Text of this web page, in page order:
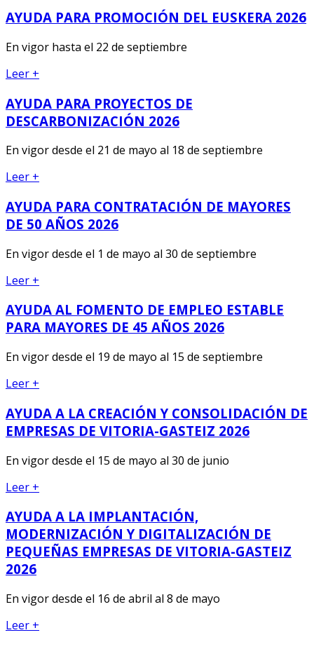
AYUDA PARA PROMOCIÓN DEL EUSKERA 2026
En vigor hasta el 22 de septiembre
Leer +
AYUDA PARA PROYECTOS DE
DESCARBONIZACIÓN 2026
En vigor desde el 21 de mayo al 18 de septiembre
Leer +
AYUDA PARA CONTRATACIÓN DE MAYORES
DE 50 AÑOS 2026
En vigor desde el 1 de mayo al 30 de septiembre
Leer +
AYUDA AL FOMENTO DE EMPLEO ESTABLE
PARA MAYORES DE 45 AÑOS 2026
En vigor desde el 19 de mayo al 15 de septiembre
Leer +
AYUDA A LA CREACIÓN Y CONSOLIDACIÓN DE
EMPRESAS DE VITORIA-GASTEIZ 2026
En vigor desde el 15 de mayo al 30 de junio
Leer +
AYUDA A LA IMPLANTACIÓN,
MODERNIZACIÓN Y DIGITALIZACIÓN DE
PEQUEÑAS EMPRESAS DE VITORIA-GASTEIZ
2026
En vigor desde el 16 de abril al 8 de mayo
Leer +